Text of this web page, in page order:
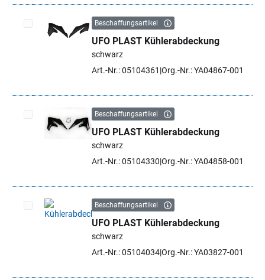
Artikel auswählen
Beschaffungsartikel
UFO PLAST Kühlerabdeckung
schwarz
Art.-Nr.: 05104361 Org.-Nr.: YA04867-001
Artikel auswählen
Beschaffungsartikel
UFO PLAST Kühlerabdeckung
schwarz
Art.-Nr.: 05104330 Org.-Nr.: YA04858-001
Artikel auswählen
Beschaffungsartikel
UFO PLAST Kühlerabdeckung
schwarz
Art.-Nr.: 05104034Org.-Nr.: YA03827-001